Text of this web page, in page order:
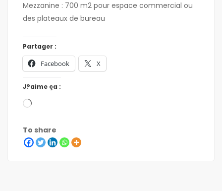
Mezzanine : 700 m2 pour espace commercial ou
des plateaux de bureau
Partager :
Facebook X
J?aime ça :
To share